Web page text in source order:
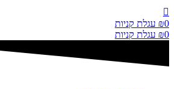
דלג
לתוכן
₪0
עגלת קניות
₪0 עגלת קניות